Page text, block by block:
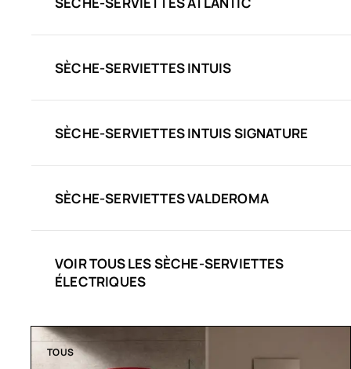
SÈCHE-SERVIETTES INTUIS
SÈCHE-SERVIETTES INTUIS SIGNATURE
SÈCHE-SERVIETTES VALDEROMA
VOIR TOUS LES SÈCHE-SERVIETTES
ÉLECTRIQUES
TOUS